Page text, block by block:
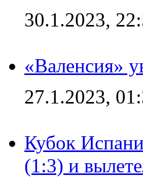
30.1.2023,
«Валенсия»
27.1.2023,
Кубок
(1:3) и